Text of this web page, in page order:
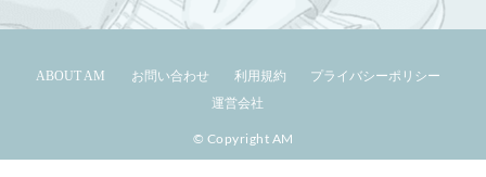
ABOUT AM お問い合わせ 利用規約
プライバシーポリシー
運営会社
© Copyright AM